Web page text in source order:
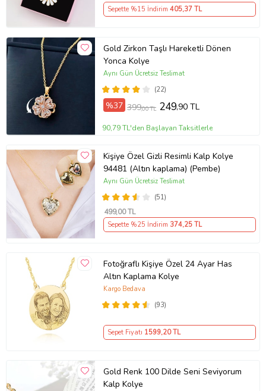
Sepette %15 İndirim 405,37 TL
Gold Zirkon Taşlı Hareketli Dönen
Yonca Kolye
(22)
Aynı Gün Ücretsiz Teslimat
%37 399,00 TL 249,90 TL
90,79 TL'den Başlayan Taksitlerle
Kişiye Özel Gizli Resimli Kalp Kolye
94481 (Altın kaplama) (Pembe)
(51)
Aynı Gün Ücretsiz Teslimat
499,00 TL
Sepette %25 İndirim 374,25 TL
Fotoğraflı Kişiye Özel 24 Ayar Has
Altın Kaplama Kolye
(93)
Kargo Bedava
Sepet Fiyatı 1599,20 TL
Gold Renk 100 Dilde Seni Seviyorum
Kalp Kolye